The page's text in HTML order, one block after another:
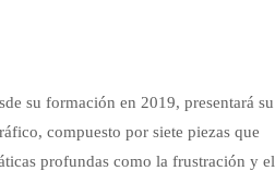
su formación en 2019, presentará su
compuesto por siete piezas que
profundas como la frustración y el